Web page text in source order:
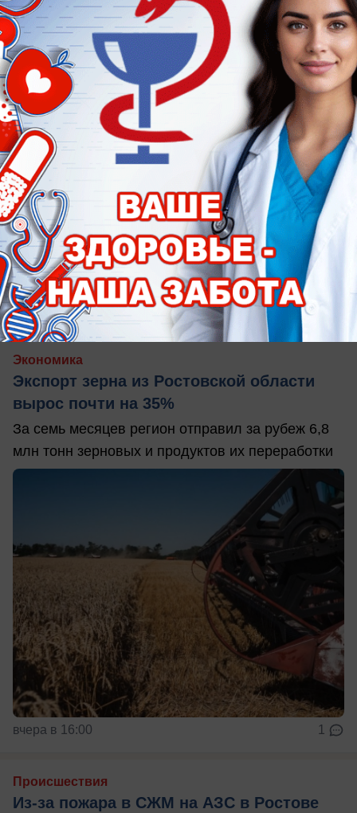
Ретейлер: проверки не было, предостережений
тоже
вчера в 16:30
Экономика
Экспорт зерна из Ростовской области
вырос почти на 35%
За семь месяцев регион отправил за рубеж 6,8
млн тонн зерновых и продуктов их переработки
вчера в 16:00 1
Происшествия
Из-за пожара в СЖМ на АЗС в Ростове